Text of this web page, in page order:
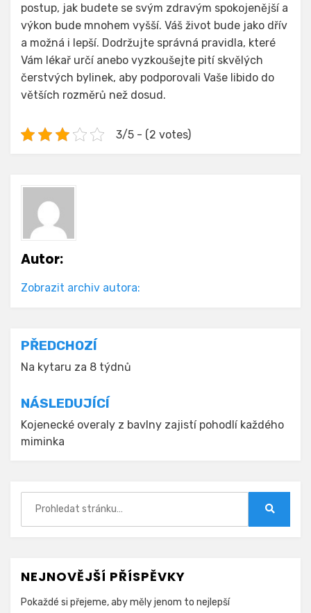
postup, jak budete se svým zdravým spokojenější a
výkon bude mnohem vyšší. Váš život bude jako dřív
a možná i lepší. Dodržujte správná pravidla, které
Vám lékař určí anebo vyzkoušejte pití skvělých
čerstvých bylinek, aby podporovali Vaše libido do
větších rozměrů než dosud.
3/5 - (2 votes)
Autor:
Zobrazit archiv autora:
Navigace
pro
příspěvek
PŘEDCHOZÍ
Na kytaru za 8 týdnů
NÁSLEDUJÍCÍ
Kojenecké overaly z bavlny zajistí pohodlí každého
miminka
NEJNOVĚJŠÍ PŘÍSPĚVKY
Pokaždé si přejeme, aby měly jenom to nejlepší